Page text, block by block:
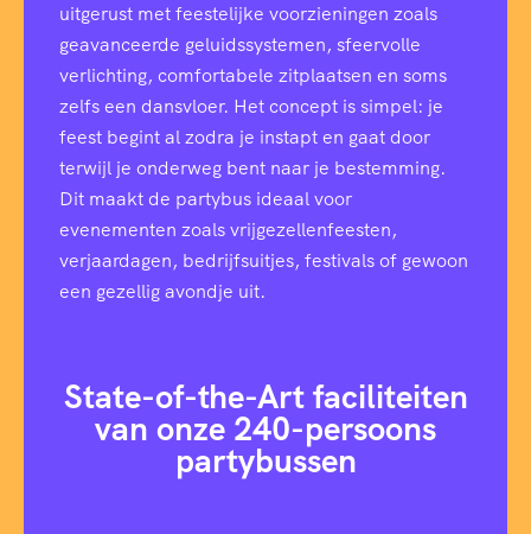
uitgerust met feestelijke voorzieningen zoals
geavanceerde geluidssystemen, sfeervolle
verlichting, comfortabele zitplaatsen en soms
zelfs een dansvloer. Het concept is simpel: je
feest begint al zodra je instapt en gaat door
terwijl je onderweg bent naar je bestemming.
Dit maakt de partybus ideaal voor
evenementen zoals vrijgezellenfeesten,
verjaardagen, bedrijfsuitjes, festivals of gewoon
een gezellig avondje uit.
State-of-the-Art faciliteiten
van onze 240-persoons
partybussen